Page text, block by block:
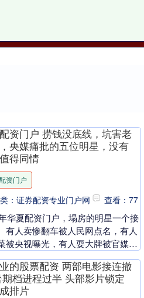
资门户 捞钱没底线，坑害老
央媒痛批的五位明星，没有
得同情
资门户
：证券配资专业门户网 查看：77
华夏配资门户，塌房的明星一个接
有人卖惨翻车被人民网点名，有人
被央视曝光，有人耍大牌被官媒痛
闫学....
的股票配资 两部电影接连撤
档进程过半 头部影片锁定
排片